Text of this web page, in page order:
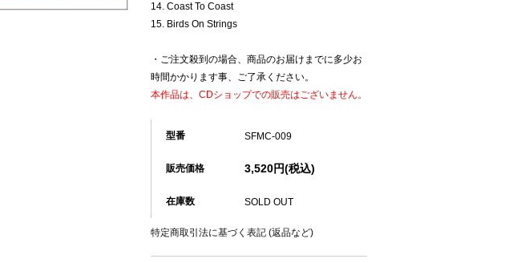
14. Coast To Coast
15. Birds On Strings
・ご注文殺到の場合、商品のお届けまでに多少お
時間かかります事、ご了承ください。
本作品は、CDショップでの販売はございません。
型番 SFMC-009
販売価格 3,520円(税込)
在庫数 SOLD OUT
特定商取引法に基づく表記 (返品など)